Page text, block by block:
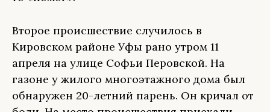
Второе происшествие случилось в
Кировском районе Уфы рано утром 11
апреля на улице Софьи Перовской. На
газоне у жилого многоэтажного дома был
обнаружен 20-летний парень. Он кричал от